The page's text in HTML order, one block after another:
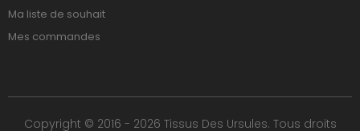
Ma liste de souhait
Mes commandes
Copyright © 2016 - 2026 Tissus Des Ursules. Tous droits